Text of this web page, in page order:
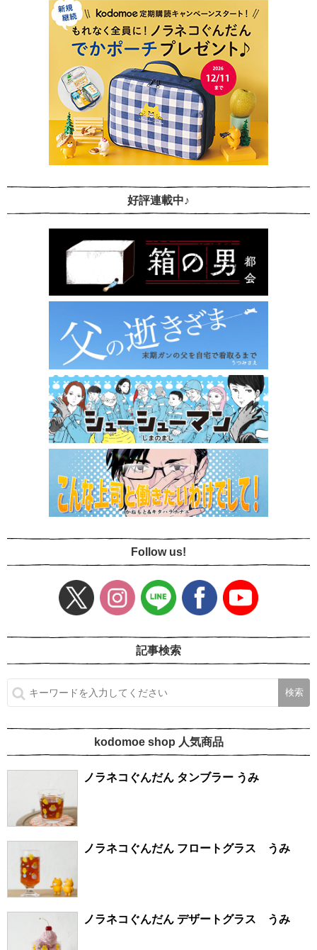
好評連載中♪
Follow us!
記事検索
kodomoe shop 人気商品
ノラネコぐんだん タンブラー うみ
ノラネコぐんだん フロートグラス うみ
ノラネコぐんだん デザートグラス うみ